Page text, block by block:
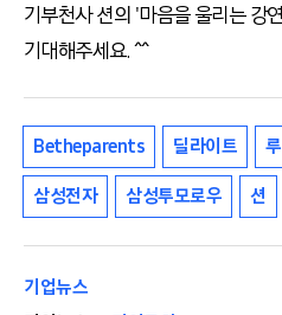
기부천사 션의 '마음을 울리는 강
기대해주세요. ^^
Betheparents 딜라이트
삼성전자 삼성투모로우 션
기업뉴스